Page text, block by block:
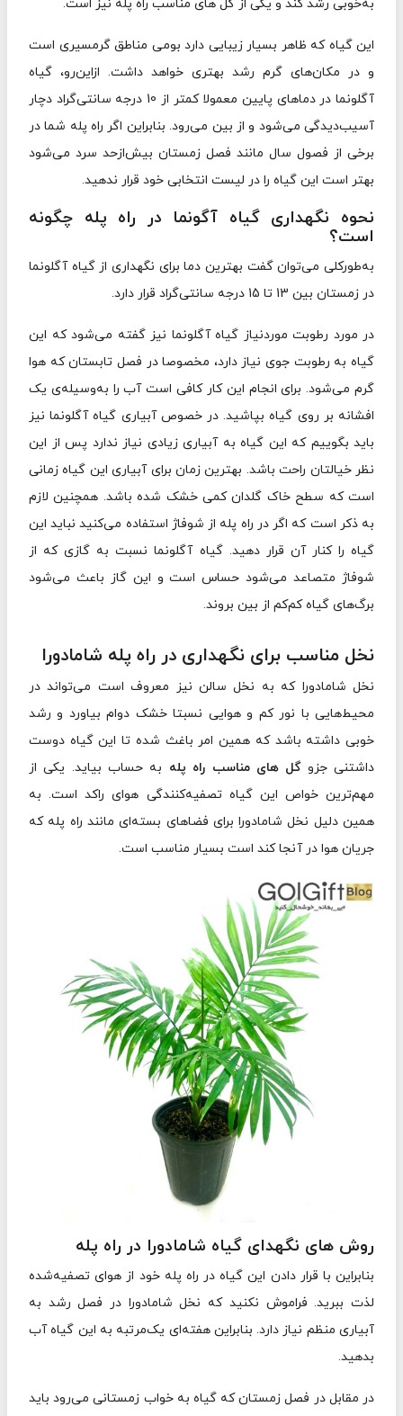
به‌خوبی رشد کند و یکی از گل های مناسب راه پله نیز است.
این گیاه که ظاهر بسیار زیبایی دارد بومی مناطق گرمسیری است
و در مکان‌های گرم رشد بهتری خواهد داشت. ازاین‌رو، گیاه
آگلونما در دماهای پایین معمولا کمتر از 10 درجه سانتی‌گراد دچار
آسیب‌دیدگی می‌شود و از بین می‌رود. بنابراین اگر راه پله‌ شما در
برخی از فصول سال مانند فصل زمستان بیش‌ازحد سرد می‌شود
بهتر است این گیاه را در لیست انتخابی خود قرار ندهید.
نحوه نگهداری گیاه آگونما در راه پله چگونه
است؟
به‌طورکلی می‌توان گفت بهترین دما برای نگهداری از گیاه آگلونما
در زمستان بین 13 تا 15 درجه سانتی‌گراد قرار دارد.
در مورد رطوبت موردنیاز گیاه آگلونما نیز گفته می‌شود که این
گیاه به رطوبت جوی نیاز دارد، مخصوصا در فصل تابستان که هوا
گرم می‌شود. برای انجام این‌ کار کافی است آب را به‌وسیله‌ی یک
افشانه بر روی گیاه بپاشید. در خصوص آبیاری گیاه آگلونما نیز
باید بگوییم که این گیاه به آبیاری زیادی نیاز ندارد پس از این
نظر خیالتان راحت باشد. بهترین زمان برای آبیاری این گیاه زمانی
است که سطح خاک گلدان کمی خشک شده باشد. همچنین لازم
به ذکر است که اگر در راه پله از شوفاژ استفاده می‌کنید نباید این
گیاه را کنار آن قرار دهید. گیاه آگلونما نسبت به گازی که از
شوفاژ متصاعد می‌شود حساس است و این گاز باعث می‌شود
برگ‌های گیاه کم‌کم از بین بروند.
نخل مناسب برای نگهداری در راه پله شامادورا
نخل شامادورا که به نخل سالن نیز معروف است می‌تواند در
محیط‌هایی با نور کم و هوایی نسبتا خشک دوام بیاورد و رشد
خوبی داشته باشد که همین امر باغث شده تا این گیاه دوست
داشتنی جزوگل های مناسب راه پله به حساب بیاید. یکی از
مهم‌ترین خواص این گیاه تصفیه‌کنندگی هوای راکد است. به
همین دلیل نخل شامادورا برای فضاهای بسته‌ای مانند راه پله که
جریان هوا در آنجا کند است بسیار مناسب است.
روش های نگهدای گیاه شامادورا در راه پله
بنابراین با قرار دادن این گیاه در راه پله‌ خود از هوای تصفیه‌شده
لذت ببرید. فراموش نکنید که نخل شامادورا در فصل رشد به
آبیاری منظم نیاز دارد. بنابراین هفته‌ای یک‌مرتبه به این گیاه آب
بدهید.
در مقابل در فصل زمستان که گیاه به خواب زمستانی می‌رود باید